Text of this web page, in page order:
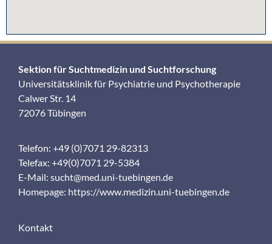
Sektion für Suchtmedizin und Suchtforschung
Universitätsklinik für Psychiatrie und Psychotherapie
Calwer Str. 14
72076 Tübingen
Telefon: +49 (0)7071 29-82313
Telefax: +49(0)7071 29-5384
E-Mail: sucht@med.uni-tuebingen.de
Homepage: https://www.medizin.uni-tuebingen.de
Kontakt